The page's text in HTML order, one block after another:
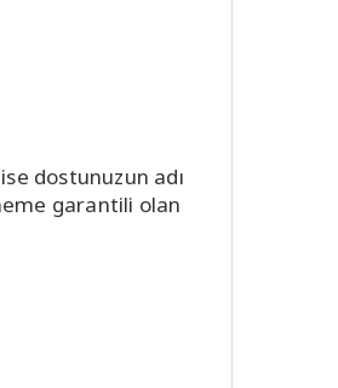
dostunuzun adı
garantili olan